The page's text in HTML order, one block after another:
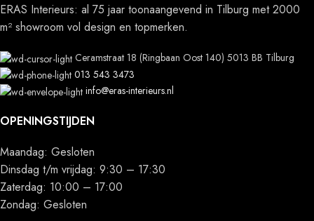
ERAS Interieurs: al 75 jaar toonaangevend in Tilburg met 2000
m² showroom vol design en topmerken.
Ceramstraat 18 (Ringbaan Oost 140) 5013 BB Tilburg
013 543 3473
info@eras-interieurs.nl
OPENINGSTIJDEN
Maandag: Gesloten
Dinsdag t/m vrijdag: 9:30 – 17:30
Zaterdag: 10:00 – 17:00
Zondag: Gesloten